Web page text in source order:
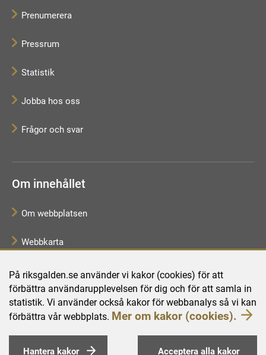
På riksgalden.se använder vi kakor (cookies) för att
förbättra användarupplevelsen för dig och för att samla in
statistik. Vi använder också kakor för webbanalys så vi kan
förbättra vår webbplats. Mer om kakor (cookies).
Hantera kakor Acceptera alla kakor
Prenumerera
Pressrum
Statistik
Jobba hos oss
Frågor och svar
Om innehållet
Om webbplatsen
Webbkarta
Tillgänglighetsredogörelse
Behandling av personuppgifter